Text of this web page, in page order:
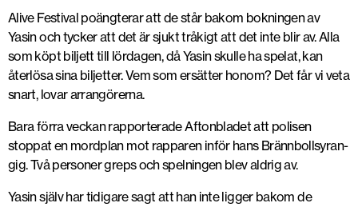
Alive Festival poängterar att de står bakom bokningen av
Yasin och tycker att det är sjukt tråkigt att det inte blir av. Alla
som köpt biljett till lördagen, då Yasin skulle ha spelat, kan
återlösa sina biljetter. Vem som ersätter honom? Det får vi veta
snart, lovar arrangörerna.
Bara förra veckan rapporterade Aftonbladet att polisen
stoppat en mordplan mot rapparen inför hans Brännbollsyran-
gig. Två personer greps och spelningen blev aldrig av.
Yasin själv har tidigare sagt att han inte ligger bakom de